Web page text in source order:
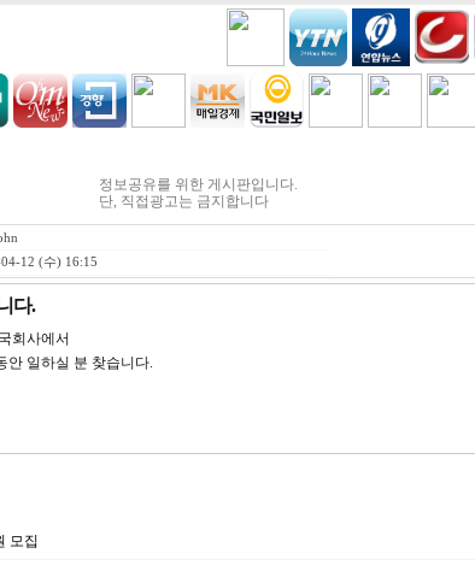
정보공유를 위한 게시판입니다.
단, 직접광고는 금지합니다
12 (수) 16:15
다.
회사에서
안 일하실 분 찾습니다.
모집